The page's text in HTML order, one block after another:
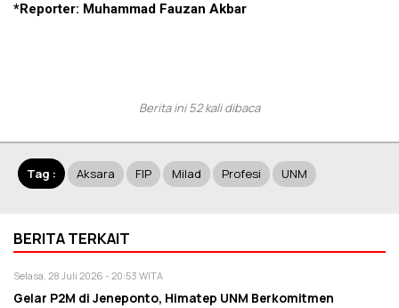
*Reporter: Muhammad Fauzan Akbar
Berita ini 52 kali dibaca
Tag : Aksara FIP Milad Profesi UNM
BERITA TERKAIT
Selasa, 28 Juli 2026 - 20:53 WITA
Gelar P2M di Jeneponto, Himatep UNM Berkomitmen